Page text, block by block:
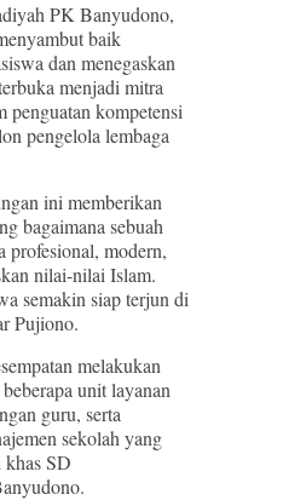
PK Banyudono,
baik
dan menegaskan
menjadi mitra
penguatan kompetensi
pengelola lembaga
ini memberikan
bagaimana sebuah
profesional, modern,
nilai-nilai Islam.
semakin siap terjun di
Pujiono.
melakukan
unit layanan
guru, serta
sekolah yang
SD